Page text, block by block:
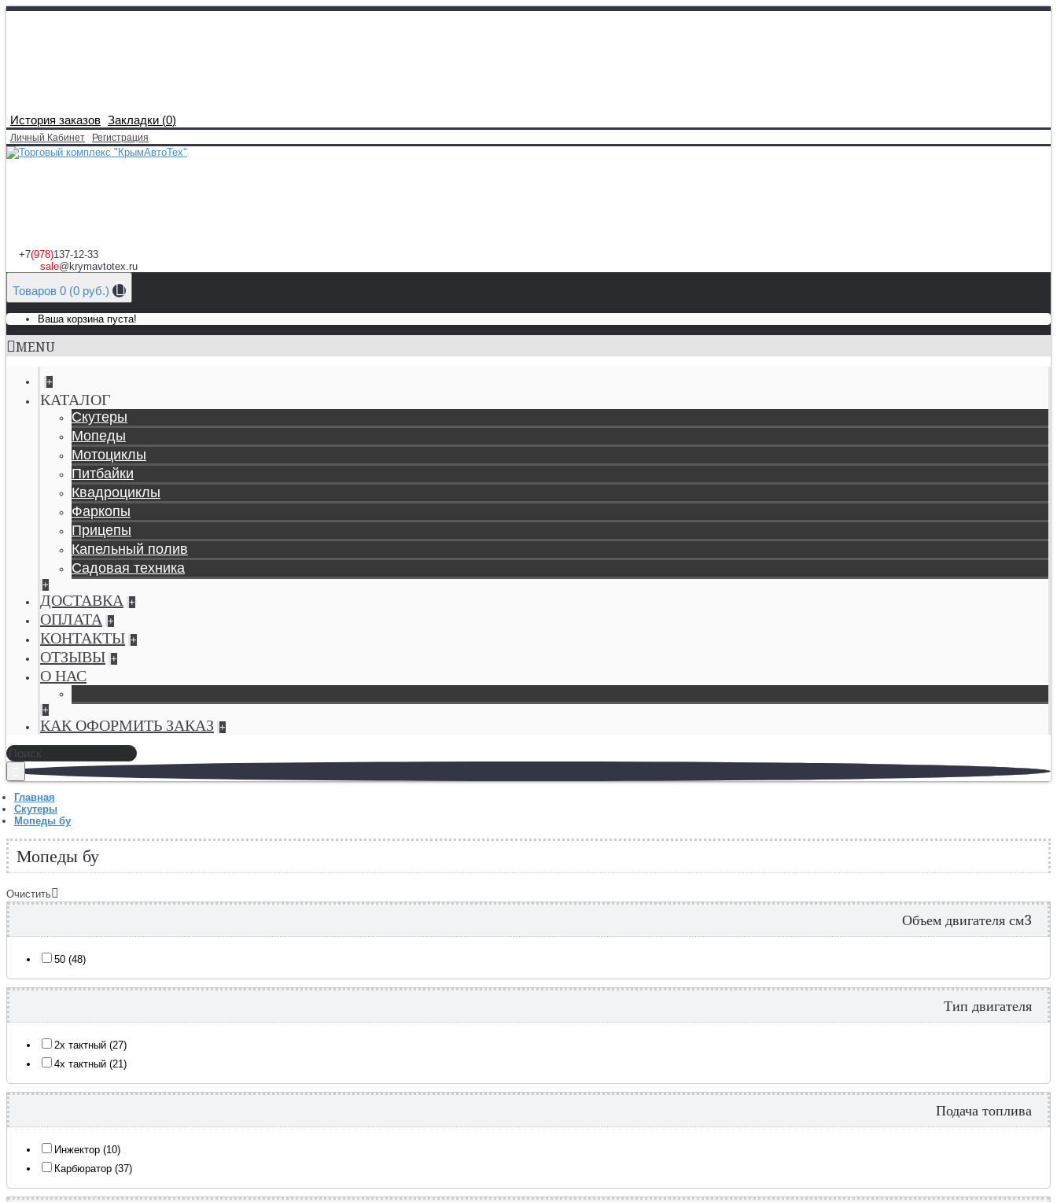
История заказов Закладки (0)
Личный Кабинет Регистрация
+7(978)137-12-33
sale@krymavtotex.ru
Товаров 0 (0 руб.)
Ваша корзина пуста!
MENU
+
КАТАЛОГ
Скутеры
Мопеды
Мотоциклы
Питбайки
Квадроциклы
Фаркопы
Прицепы
Капельный полив
Садовая техника
+
ДОСТАВКА +
ОПЛАТА +
КОНТАКТЫ +
ОТЗЫВЫ +
О НАС
+
КАК ОФОРМИТЬ ЗАКАЗ +
Главная
Скутеры
Мопеды бу
Мопеды бу
Очистить
Объем двигателя см3
50 (48)
Тип двигателя
2х тактный (27)
4х тактный (21)
Подача топлива
Инжектор (10)
Карбюратор (37)